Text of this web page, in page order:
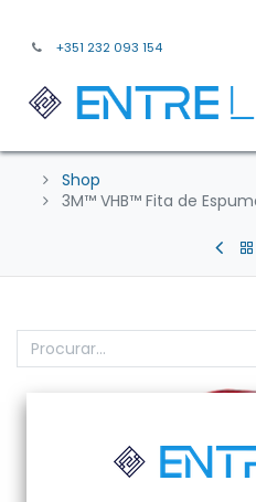
+351 232 093 154
Shop
3M™ VHB™ Fita de